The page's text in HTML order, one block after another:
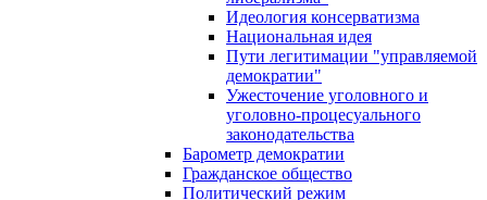
Идеология консерватизма
Национальная идея
Пути легитимации "управляемой
демократии"
Ужесточение уголовного и
уголовно-процесуального
законодательства
Барометр демократии
Гражданское общество
Политический режим